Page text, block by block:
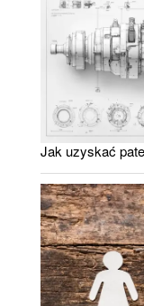
Jak uzyskać